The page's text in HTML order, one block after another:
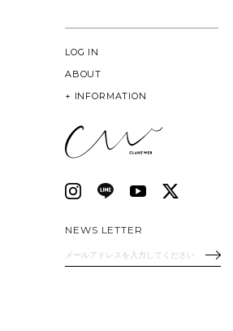
LOG IN
ABOUT
+ INFORMATION
NEWS LETTER